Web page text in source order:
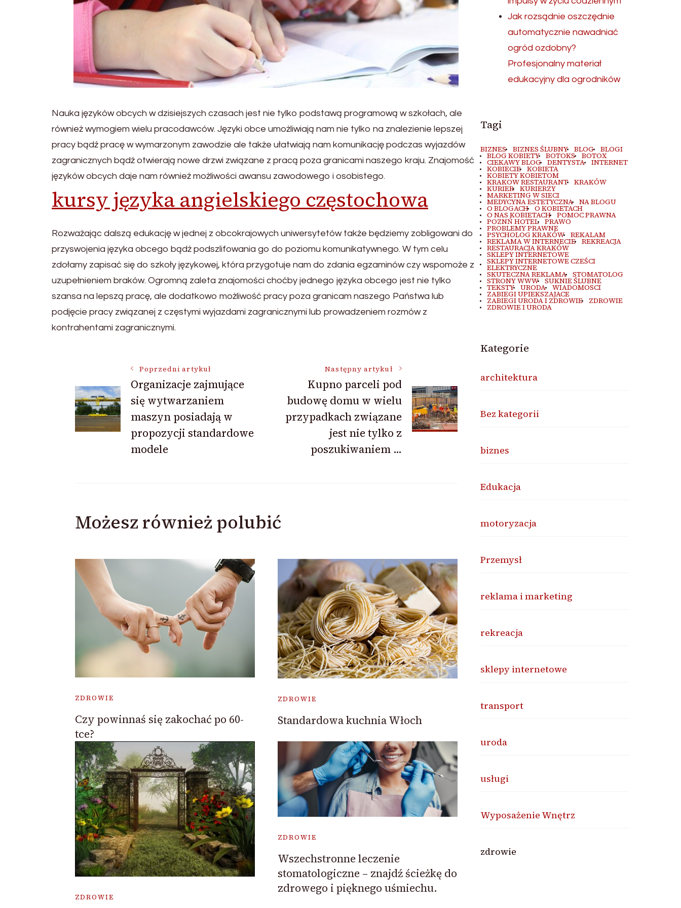
Nauka języków obcych w dzisiejszych czasach jest nie tylko podstawą programową w szkołach, ale
również wymogiem wielu pracodawców. Języki obce umożliwiają nam nie tylko na znalezienie lepszej
pracy bądź pracę w wymarzonym zawodzie ale także ułatwiają nam komunikację podczas wyjazdów
zagranicznych bądź otwierają nowe drzwi związane z pracą poza granicami naszego kraju. Znajomość
języków obcych daje nam również możliwości awansu zawodowego i osobistego.
kursy języka angielskiego częstochowa
Rozważając dalszą edukację w jednej z obcokrajowych uniwersytetów także będziemy zobligowani do
przyswojenia języka obcego bądź podszlifowania go do poziomu komunikatywnego. W tym celu
zdołamy zapisać się do szkoły językowej, która przygotuje nam do zdania egzaminów czy wspomoże z
uzupełnieniem braków. Ogromną zaleta znajomości choćby jednego języka obcego jest nie tylko
szansa na lepszą pracę, ale dodatkowo możliwość pracy poza granicam naszego Państwa lub
podjęcie pracy związanej z częstymi wyjazdami zagranicznymi lub prowadzeniem rozmów z
kontrahentami zagranicznymi.
Nawigacja
wpisu
Poprzedni artykuł
Organizacje zajmujące
się wytwarzaniem
maszyn posiadają w
propozycji standardowe
modele
Następny artykuł
Kupno parceli pod
budowę domu w wielu
przypadkach związane
jest nie tylko z
poszukiwaniem …
Możesz również polubić
ZDROWIE
Czy powinnaś się zakochać po 60-
tce?
ZDROWIE
Standardowa kuchnia Włoch
ZDROWIE
ZDROWIE
Wszechstronne leczenie
stomatologiczne – znajdź ścieżkę do
zdrowego i pięknego uśmiechu.
Jak rozsądnie oszczędnie
automatycznie nawadniać
ogród ozdobny?
Profesjonalny materiał
edukacyjny dla ogrodników
Tagi
BIZNES BIZNES ŚLUBNY BLOG BLOGI
BLOG KOBIETY BOTOKS BOTOX
CIEKAWY BLOG DENTYSTA INTERNET
KOBIECIE KOBIETA
KOBIETY KOBIETOM
KRAKOW RESTAURANT KRAKÓW
KURIER KURIERZY
MARKETING W SIECI
MEDYCYNA ESTETYCZNA NA BLOGU
O BLOGACH O KOBIETACH
O NAS KOBIETACH POMOC PRAWNA
POZNŃ HOTEL PRAWO
PROBLEMY PRAWNE
PSYCHOLOG KRAKÓW REKALAM
REKLAMA W INTERNECIE REKREACJA
RESTAURACJA KRAKÓW
SKLEPY INTERNETOWE
SKLEPY INTERNETOWE CZEŚCI
ELEKTRYCZNE
SKUTECZNA REKLAMA STOMATOLOG
STRONY WWW SUKNIE ŚLUBNE
TEKSTY URODA WIADOMOSCI
ZABIEGI UPIEKSZAJACE
ZABIEGI URODA I ZDROWIE ZDROWIE
ZDROWIE I URODA
Kategorie
architektura
Bez kategorii
biznes
Edukacja
motoryzacja
Przemysł
reklama i marketing
rekreacja
sklepy internetowe
transport
uroda
usługi
Wyposażenie Wnętrz
zdrowie